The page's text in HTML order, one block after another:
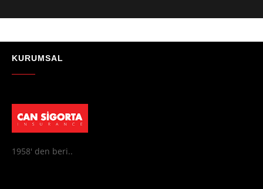
"Absolutelly the best at the TRNC. Highly recommeded !!! Thank You
KURUMSAL
1958' den beri..